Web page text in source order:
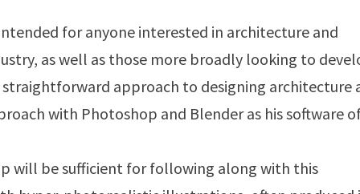
for anyone interested in architecture and
as well as those more broadly looking to
straightforward approach to designing architecture
with Photoshop and Blender as his software
will be sufficient for following along with this